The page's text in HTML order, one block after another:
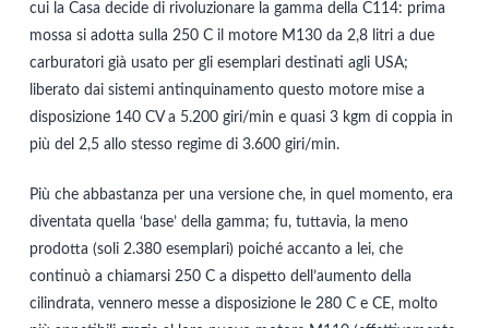
cui la Casa decide di rivoluzionare la gamma della C114: prima
mossa si adotta sulla 250 C il motore M130 da 2,8 litri a due
carburatori già usato per gli esemplari destinati agli USA;
liberato dai sistemi antinquinamento questo motore mise a
disposizione 140 CV a 5.200 giri/min e quasi 3 kgm di coppia in
più del 2,5 allo stesso regime di 3.600 giri/min.
Più che abbastanza per una versione che, in quel momento, era
diventata quella ‘base’ della gamma; fu, tuttavia, la meno
prodotta (soli 2.380 esemplari) poiché accanto a lei, che
continuò a chiamarsi 250 C a dispetto dell’aumento della
cilindrata, vennero messe a disposizione le 280 C e CE, molto